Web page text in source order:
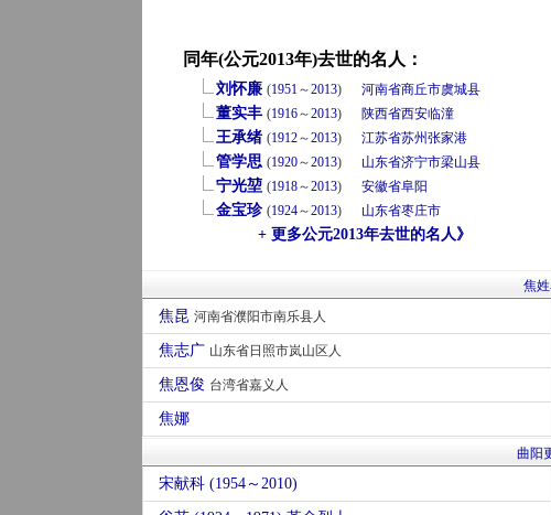
同年(公元2013年)去世的名人：
刘怀廉 (1951～2013) 河南省商丘市虞城县
董实丰 (1916～2013) 陕西省西安临潼
王承绪 (1912～2013) 江苏省苏州张家港
管学思 (1920～2013) 山东省济宁市梁山县
宁光堃 (1918～2013) 安徽省阜阳
金宝珍 (1924～2013) 山东省枣庄市
+ 更多公元2013年去世的名人》
焦
焦昆 河南省濮阳市南乐县人
焦志广 山东省日照市岚山区人
焦恩俊 台湾省嘉义人
焦娜
曲阳
宋献科 (1954～2010)